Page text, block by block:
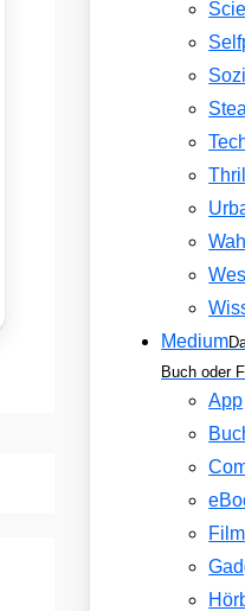
Medium
Buch oder
App